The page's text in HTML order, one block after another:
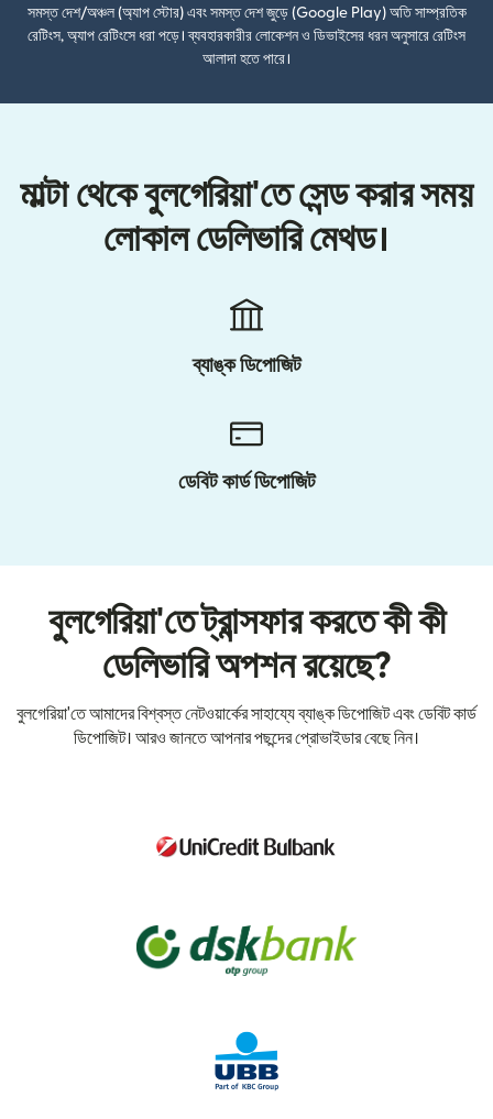
সমস্ত দেশ/অঞ্চল (অ্যাপ স্টোর) এবং সমস্ত দেশ জুড়ে (Google Play) অতি সাম্প্রতিক
রেটিংস, অ্যাপ রেটিংসে ধরা পড়ে। ব্যবহারকারীর লোকেশন ও ডিভাইসের ধরন অনুসারে রেটিংস
আলাদা হতে পারে।
মাল্টা থেকে বুলগেরিয়া'তে সেন্ড করার সময়
লোকাল ডেলিভারি মেথড।
ব্যাঙ্ক ডিপোজিট
ডেবিট কার্ড ডিপোজিট
বুলগেরিয়া'তে ট্রান্সফার করতে কী কী
ডেলিভারি অপশন রয়েছে?
বুলগেরিয়া'তে আমাদের বিশ্বস্ত নেটওয়ার্কের সাহায্যে ব্যাঙ্ক ডিপোজিট এবং ডেবিট কার্ড
ডিপোজিট। আরও জানতে আপনার পছন্দের প্রোভাইডার বেছে নিন।